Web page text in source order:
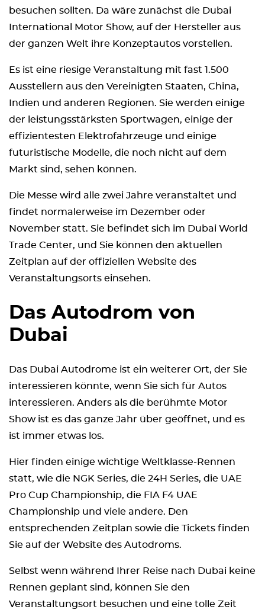
besuchen sollten. Da wäre zunächst die Dubai
International Motor Show, auf der Hersteller aus
der ganzen Welt ihre Konzeptautos vorstellen.
Es ist eine riesige Veranstaltung mit fast 1.500
Ausstellern aus den Vereinigten Staaten, China,
Indien und anderen Regionen. Sie werden einige
der leistungsstärksten Sportwagen, einige der
effizientesten Elektrofahrzeuge und einige
futuristische Modelle, die noch nicht auf dem
Markt sind, sehen können.
Die Messe wird alle zwei Jahre veranstaltet und
findet normalerweise im Dezember oder
November statt. Sie befindet sich im Dubai World
Trade Center, und Sie können den aktuellen
Zeitplan auf der offiziellen Website des
Veranstaltungsorts einsehen.
Das Autodrom von
Dubai
Das Dubai Autodrome ist ein weiterer Ort, der Sie
interessieren könnte, wenn Sie sich für Autos
interessieren. Anders als die berühmte Motor
Show ist es das ganze Jahr über geöffnet, und es
ist immer etwas los.
Hier finden einige wichtige Weltklasse-Rennen
statt, wie die NGK Series, die 24H Series, die UAE
Pro Cup Championship, die FIA F4 UAE
Championship und viele andere. Den
entsprechenden Zeitplan sowie die Tickets finden
Sie auf der Website des Autodroms.
Selbst wenn während Ihrer Reise nach Dubai keine
Rennen geplant sind, können Sie den
Veranstaltungsort besuchen und eine tolle Zeit